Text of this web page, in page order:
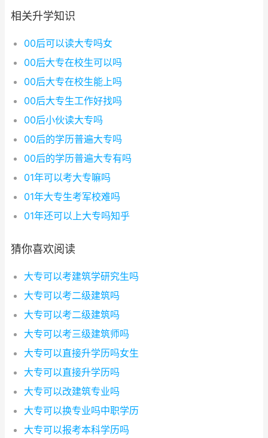
相关升学知识
00后可以读大专吗女
00后大专在校生可以吗
00后大专在校生能上吗
00后大专生工作好找吗
00后小伙读大专吗
00后的学历普遍大专吗
00后的学历普遍大专有吗
01年可以考大专嘛吗
01年大专生考军校难吗
01年还可以上大专吗知乎
猜你喜欢阅读
大专可以考建筑学研究生吗
大专可以考二级建筑吗
大专可以考二级建筑吗
大专可以考三级建筑师吗
大专可以直接升学历吗女生
大专可以直接升学历吗
大专可以改建筑专业吗
大专可以换专业吗中职学历
大专可以报考本科学历吗